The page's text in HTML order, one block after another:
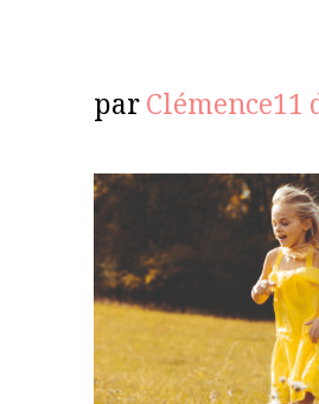
parClémence11